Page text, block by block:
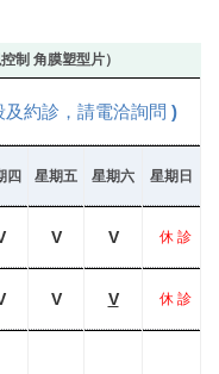
制 角膜塑型片）
約診，請電洽詢問 )
四 星期五 星期六 星期日
V V 休 診
V V 休 診